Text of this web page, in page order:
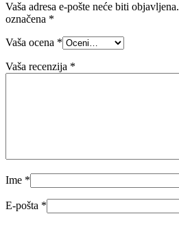
Vaša adresa e-pošte neće biti objavljena.
označena *
Vaša ocena *
Vaša recenzija *
Ime *
E-pošta *